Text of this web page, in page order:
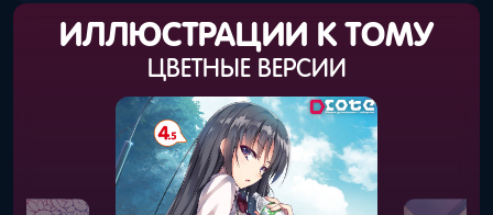
ИЛЛЮСТРАЦИИ К ТОМУ
ЦВЕТНЫЕ ВЕРСИИ